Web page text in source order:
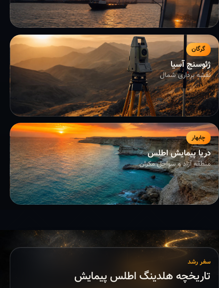
گرگان
ژئوسنج آسیا
نقشه برداری شمال
چابهار
دریا پیمایش اطلس
منطقه آزاد و سواحل مکران
سفر رشد
تاریخچه هلدینگ اطلس پیمایش